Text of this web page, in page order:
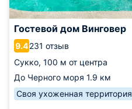
Гостевой дом Винговер
9.4231 отзыв
Сукко, 100 м от центра
До Черного моря 1.9 км
Своя ухоженная территория